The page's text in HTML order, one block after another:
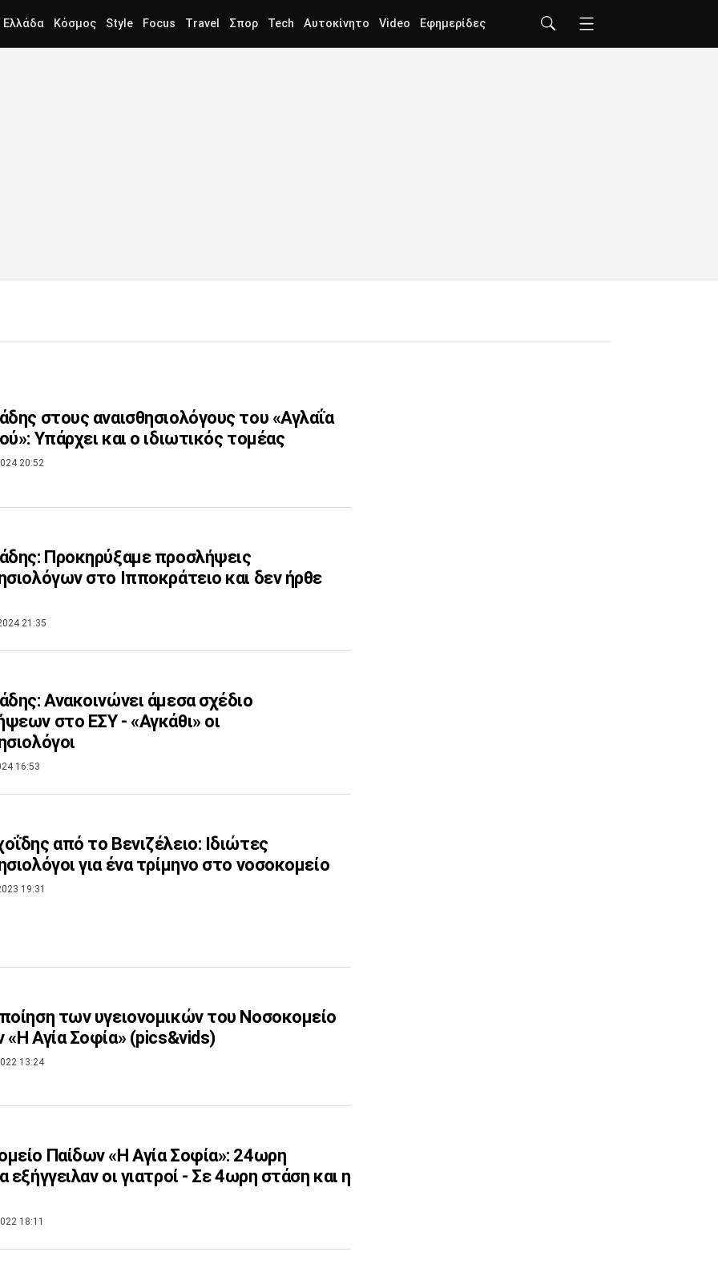
Ελλάδα Κόσμος Style Focus Travel Σπορ Tech Αυτοκίνητο Video Εφημερίδες
στους αναισθησιολόγους του «Αγλαΐα
Υπάρχει και ο ιδιωτικός τομέας
20:52
Προκηρύξαμε προσλήψεις
στο Ιπποκράτειο και δεν ήρθε
21:35
Ανακοινώνει άμεσα σχέδιο
στο ΕΣΥ - «Αγκάθι» οι
16:53
από το Βενιζέλειο: Ιδιώτες
για ένα τρίμηνο στο νοσοκομείο
19:31
των υγειονομικών του Νοσοκομείο
«Η Αγία Σοφία» (pics&vids)
13:24
Παίδων «Η Αγία Σοφία»: 24ωρη
εξήγγειλαν οι γιατροί - Σε 4ωρη στάση και η
18:11